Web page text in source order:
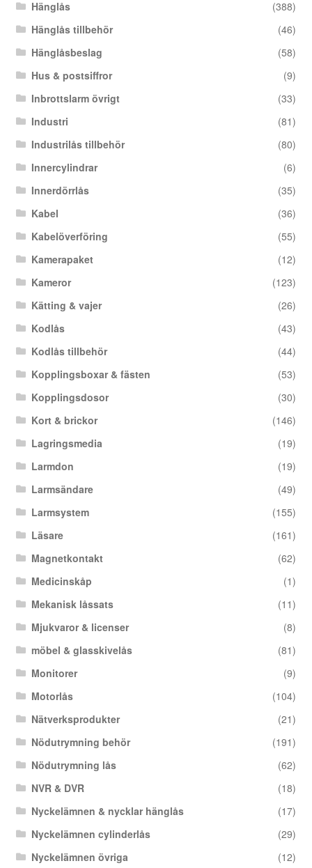
Hänglås
(388)
Hänglås tillbehör
(46)
Hänglåsbeslag
(58)
Hus & postsiffror
(9)
Inbrottslarm övrigt
(33)
Industri
(81)
Industrilås tillbehör
(80)
Innercylindrar
(6)
Innerdörrlås
(35)
Kabel
(36)
Kabelöverföring
(55)
Kamerapaket
(12)
Kameror
(123)
Kätting & vajer
(26)
Kodlås
(43)
Kodlås tillbehör
(44)
Kopplingsboxar & fästen
(53)
Kopplingsdosor
(30)
Kort & brickor
(146)
Lagringsmedia
(19)
Larmdon
(19)
Larmsändare
(49)
Larmsystem
(155)
Läsare
(161)
Magnetkontakt
(62)
Medicinskåp
(1)
Mekanisk låssats
(11)
Mjukvaror & licenser
(8)
möbel & glasskivelås
(81)
Monitorer
(9)
Motorlås
(104)
Nätverksprodukter
(21)
Nödutrymning behör
(191)
Nödutrymning lås
(62)
NVR & DVR
(18)
Nyckelämnen & nycklar hänglås
(17)
Nyckelämnen cylinderlås
(29)
Nyckelämnen övriga
(12)